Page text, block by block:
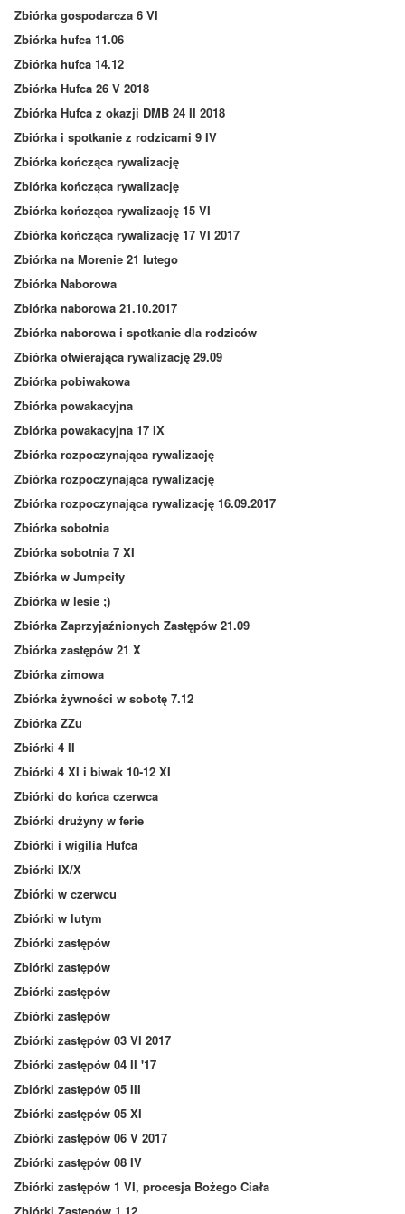
Zbiórka gospodarcza 6 VI
Zbiórka hufca 11.06
Zbiórka hufca 14.12
Zbiórka Hufca 26 V 2018
Zbiórka Hufca z okazji DMB 24 II 2018
Zbiórka i spotkanie z rodzicami 9 IV
Zbiórka kończąca rywalizację
Zbiórka kończąca rywalizację
Zbiórka kończąca rywalizację 15 VI
Zbiórka kończąca rywalizację 17 VI 2017
Zbiórka na Morenie 21 lutego
Zbiórka Naborowa
Zbiórka naborowa 21.10.2017
Zbiórka naborowa i spotkanie dla rodziców
Zbiórka otwierająca rywalizację 29.09
Zbiórka pobiwakowa
Zbiórka powakacyjna
Zbiórka powakacyjna 17 IX
Zbiórka rozpoczynająca rywalizację
Zbiórka rozpoczynająca rywalizację
Zbiórka rozpoczynająca rywalizację 16.09.2017
Zbiórka sobotnia
Zbiórka sobotnia 7 XI
Zbiórka w Jumpcity
Zbiórka w lesie ;)
Zbiórka Zaprzyjaźnionych Zastępów 21.09
Zbiórka zastępów 21 X
Zbiórka zimowa
Zbiórka żywności w sobotę 7.12
Zbiórka ZZu
Zbiórki 4 II
Zbiórki 4 XI i biwak 10-12 XI
Zbiórki do końca czerwca
Zbiórki drużyny w ferie
Zbiórki i wigilia Hufca
Zbiórki IX/X
Zbiórki w czerwcu
Zbiórki w lutym
Zbiórki zastępów
Zbiórki zastępów
Zbiórki zastępów
Zbiórki zastępów
Zbiórki zastępów 03 VI 2017
Zbiórki zastępów 04 II '17
Zbiórki zastępów 05 III
Zbiórki zastępów 05 XI
Zbiórki zastępów 06 V 2017
Zbiórki zastępów 08 IV
Zbiórki zastępów 1 VI, procesja Bożego Ciała
Zbiórki Zastępów 1.12